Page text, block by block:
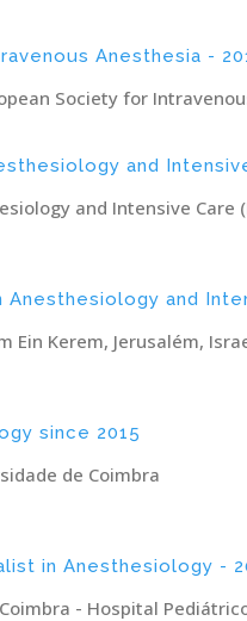
Anesthesia -
Society for
and
and Intensive Care
and
Ein Kerem, Jerusalém,
since 2015
de Coimbra
in Anesthesiology -
- Hospital